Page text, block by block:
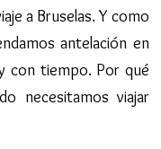
a Bruselas. Y como
antelación en
con tiempo. Por qué
necesitamos viajar